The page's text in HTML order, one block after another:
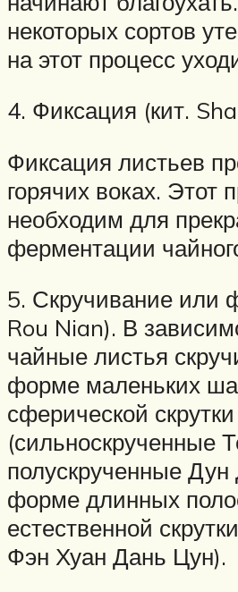
некоторых сортов
на этот процесс
4. Фиксация (кит.
Фиксация листьев
горячих воках. Этот
необходим для
ферментации
5. Скручивание или
Rou Nian). В
чайные листья
форме маленьких
сферической скрутки
(сильноскрученные
полускрученные
форме длинных
естественной
Фэн Хуан Дань Цун).